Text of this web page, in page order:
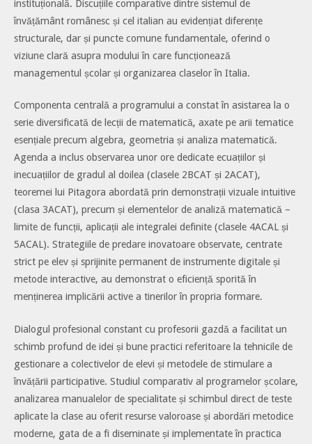
instituțională. Discuțiile comparative dintre sistemul de
învățământ românesc și cel italian au evidențiat diferențe
structurale, dar și puncte comune fundamentale, oferind o
viziune clară asupra modului în care funcționează
managementul școlar și organizarea claselor în Italia.
Componenta centrală a programului a constat în asistarea la o
serie diversificată de lecții de matematică, axate pe arii tematice
esențiale precum algebra, geometria și analiza matematică.
Agenda a inclus observarea unor ore dedicate ecuațiilor și
inecuațiilor de gradul al doilea (clasele 2BCAT și 2ACAT),
teoremei lui Pitagora abordată prin demonstrații vizuale intuitive
(clasa 3ACAT), precum și elementelor de analiză matematică –
limite de funcții, aplicații ale integralei definite (clasele 4ACAL și
5ACAL). Strategiile de predare inovatoare observate, centrate
strict pe elev și sprijinite permanent de instrumente digitale și
metode interactive, au demonstrat o eficiență sporită în
menținerea implicării active a tinerilor în propria formare.
Dialogul profesional constant cu profesorii gazdă a facilitat un
schimb profund de idei și bune practici referitoare la tehnicile de
gestionare a colectivelor de elevi și metodele de stimulare a
învățării participative. Studiul comparativ al programelor școlare,
analizarea manualelor de specialitate și schimbul direct de teste
aplicate la clase au oferit resurse valoroase și abordări metodice
moderne, gata de a fi diseminate și implementate în practica